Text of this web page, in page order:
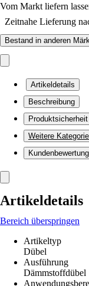
Vom Markt liefern
Zeitnahe Lieferung
Bestand in anderen
Artikeldetails
Beschreibung
Produktsicherheit
Weitere
Artikeldetails
Bereich überspringen
Artikeltyp
Dübel
Ausführung
Dämmstoffdübel